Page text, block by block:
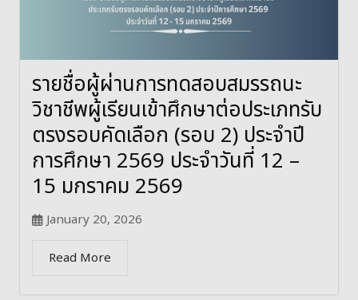
รายชื่อผู้ผ่านการทดสอบสมรรถนะ
วิชาชีพผู้เรียนเข้าศึกษาต่อประเภทรับ
ตรงรอบคัดเลือก (รอบ 2) ประจำปี
การศึกษา 2569 ประจำวันที่ 12 –
15 มกราคม 2569
January 20, 2026
Read More